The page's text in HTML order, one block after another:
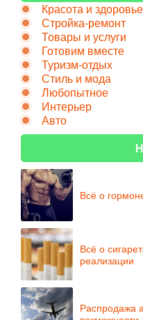
Красота и здоровье
Стройка-ремонт
Товары и услуги
Готовим вместе
Туризм-отдых
Стиль и мода
Любопытное
Интерьер
Авто
Всё о
Всё о
реализации
Распродажа